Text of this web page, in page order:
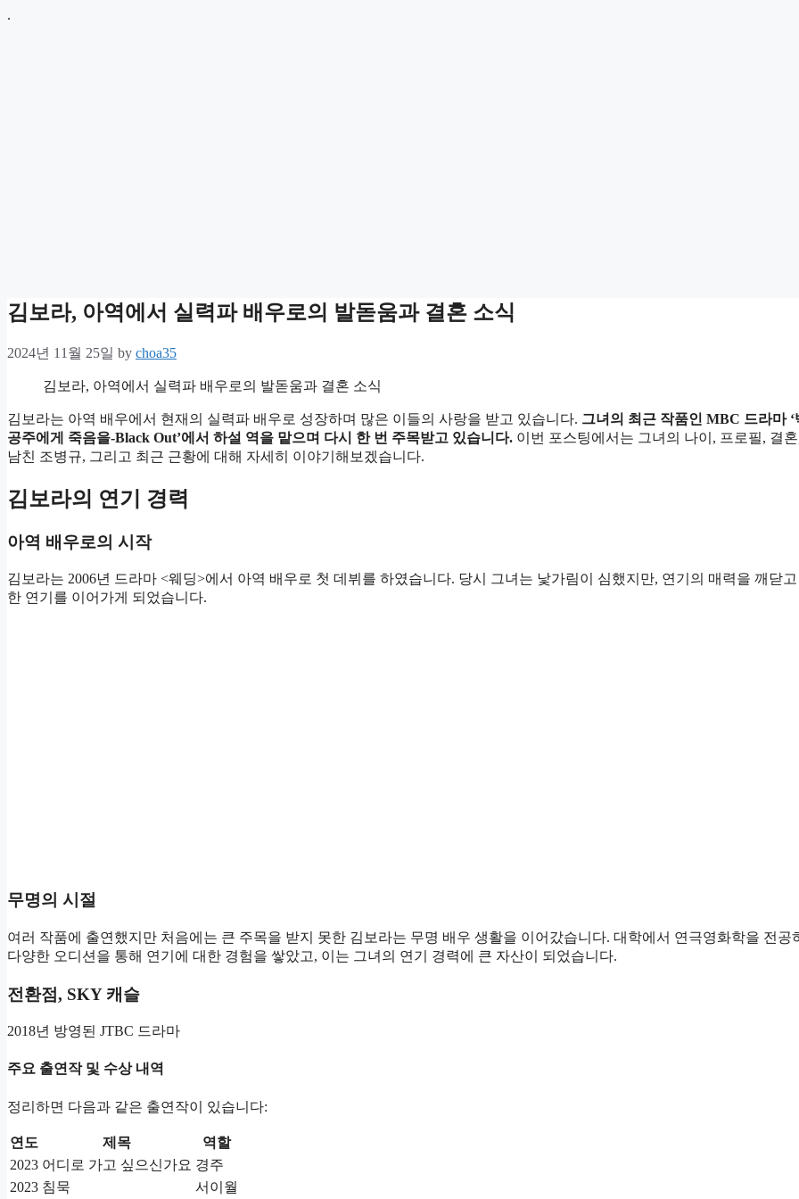
.
김보라, 아역에서 실력파 배우로의 발돋움과 결혼 소식
2024년 11월 25일 by choa35
김보라, 아역에서 실력파 배우로의 발돋움과 결혼 소식
김보라는 아역 배우에서 현재의 실력파 배우로 성장하며 많은 이들의 사랑을 받고 있습니다. 그녀의 최근 작품인 MBC 드라마 ‘
공주에게 죽음을-Black Out’에서 하설 역을 맡으며 다시 한 번 주목받고 있습니다. 이번 포스팅에서는 그녀의 나이, 프로필, 결
남친 조병규, 그리고 최근 근황에 대해 자세히 이야기해보겠습니다.
김보라의 연기 경력
아역 배우로의 시작
김보라는 2006년 드라마 <웨딩>에서 아역 배우로 첫 데뷔를 하였습니다. 당시 그녀는 낯가림이 심했지만, 연기의 매력을 깨닫
한 연기를 이어가게 되었습니다.
무명의 시절
여러 작품에 출연했지만 처음에는 큰 주목을 받지 못한 김보라는 무명 배우 생활을 이어갔습니다. 대학에서 연극영화학을 전공
다양한 오디션을 통해 연기에 대한 경험을 쌓았고, 이는 그녀의 연기 경력에 큰 자산이 되었습니다.
전환점, SKY 캐슬
2018년 방영된 JTBC 드라마
주요 출연작 및 수상 내역
정리하면 다음과 같은 출연작이 있습니다:
연도 제목
역할
2023 어디로 가고 싶으신가요 경주
2023 침묵 서이월